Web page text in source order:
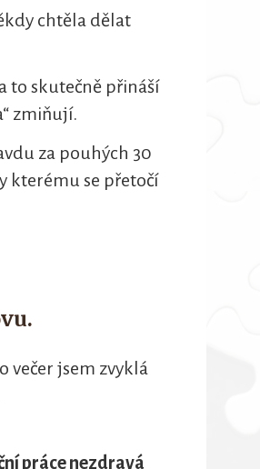
chtěla dělat
to skutečně přináší
zmiňují.
za pouhých 30
kterému se přetočí
večer jsem zvyklá
práce nezdravá